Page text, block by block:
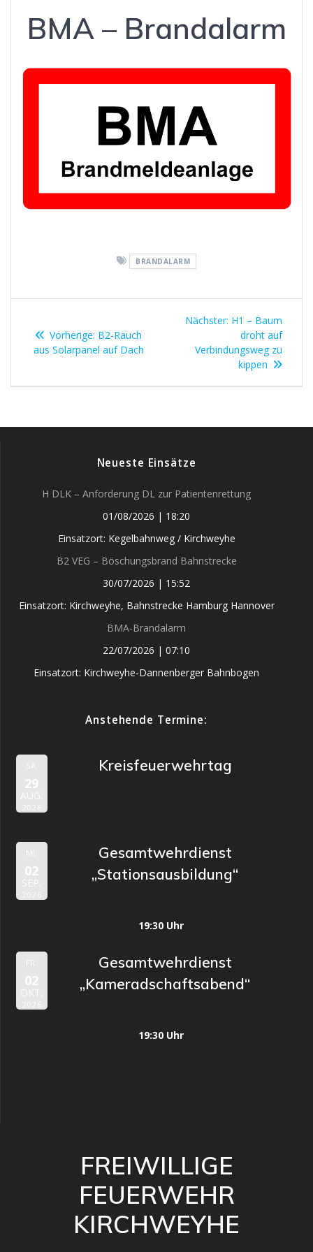
BMA – Brandalarm
BRANDALARM
Beitragsnavigation
Vorherige: Vorheriger
Beitrag:
B2-Rauch
aus Solarpanel auf Dach
Nächster: Nächster
Beitrag:
H1 – Baum
droht auf
Verbindungsweg zu
kippen
Neueste Einsätze
H DLK – Anforderung DL zur Patientenrettung
01/08/2026 | 18:20
Einsatzort: Kegelbahnweg / Kirchweyhe
B2 VEG – Böschungsbrand Bahnstrecke
30/07/2026 | 15:52
Einsatzort: Kirchweyhe, Bahnstrecke Hamburg Hannover
BMA-Brandalarm
22/07/2026 | 07:10
Einsatzort: Kirchweyhe-Dannenberger Bahnbogen
Anstehende Termine:
SA.
29
AUG.
2026
Kreisfeuerwehrtag
MI.
02
SEP.
2026
Gesamtwehrdienst
„Stationsausbildung“
19:30 Uhr
FR.
02
OKT.
2026
Gesamtwehrdienst
„Kameradschaftsabend“
19:30 Uhr
FREIWILLIGE
FEUERWEHR
KIRCHWEYHE